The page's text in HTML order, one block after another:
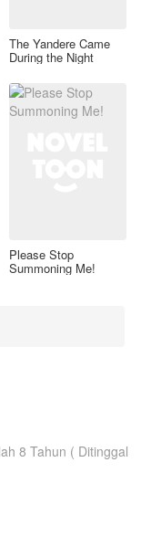
The Yandere Came
During the Night
Please Stop
Summoning Me!